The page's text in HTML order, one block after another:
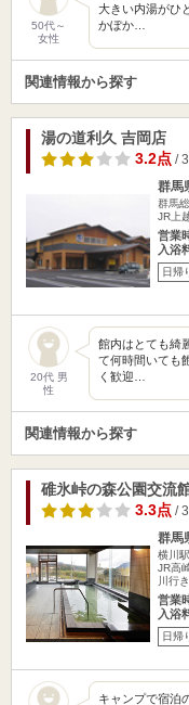
50代～
女性
大きい内湯がひ
かぽか…
関連情報から探す
湯の道利久 吉岡店
3.2点/
群馬
群馬
JR上
営業
入浴
日帰
20代 男
性
館内はとても綺
て何時間いても
く歓迎…
関連情報から探す
碓氷峠の森公園交流
3.3点/
群馬
横川
JR高
川行
営業
入浴
日帰
キャンプで宿泊